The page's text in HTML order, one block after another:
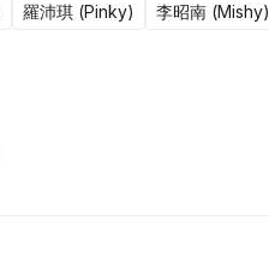
羅沛琪 (Pinky) 李昭南 (Mishy)